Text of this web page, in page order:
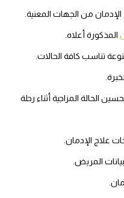
من الجهات المعنية.
المذكورة أعلاه.
تناسب كافة الحالات.
الحالة المزاجية أثناء رحلة
علاج الإدمان.
المريض.